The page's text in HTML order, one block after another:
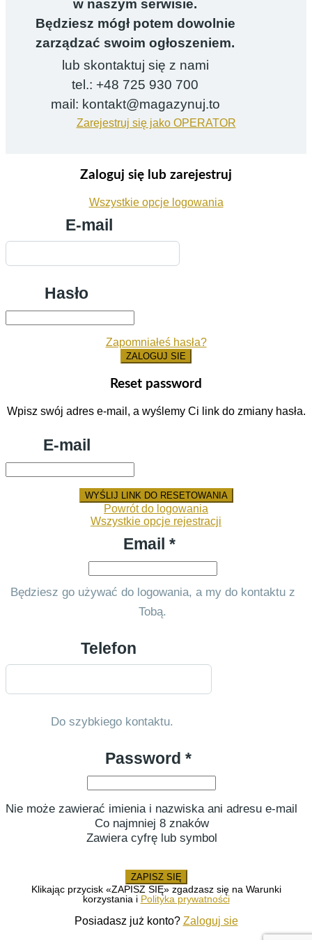
w naszym serwisie.
Będziesz mógł potem dowolnie
zarządzać swoim ogłoszeniem.
lub skontaktuj się z nami
tel.: +48 725 930 700
mail: kontakt@magazynuj.to
Zarejestruj się jako OPERATOR
Zaloguj się lub zarejestruj
Wszystkie opcje logowania
E-mail
Hasło
Zapomniałeś hasła?
ZALOGUJ SIE
Reset password
Wpisz swój adres e-mail, a wyślemy Ci link do zmiany hasła.
E-mail
WYŚLIJ LINK DO RESETOWANIA
Powrót do logowania
Wszystkie opcje rejestracji
Email *
Będziesz go używać do logowania, a my do kontaktu z
Tobą.
Telefon
Do szybkiego kontaktu.
Password *
Nie może zawierać imienia i nazwiska ani adresu e-mail
Co najmniej 8 znaków
Zawiera cyfrę lub symbol
ZAPISZ SIĘ
Klikając przycisk «ZAPISZ SIĘ» zgadzasz się na Warunki
korzystania i Polityka prywatności
Posiadasz już konto? Zaloguj sie